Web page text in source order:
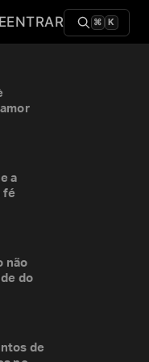
ENTRAR ⌘ K
a
fé
não
do
de